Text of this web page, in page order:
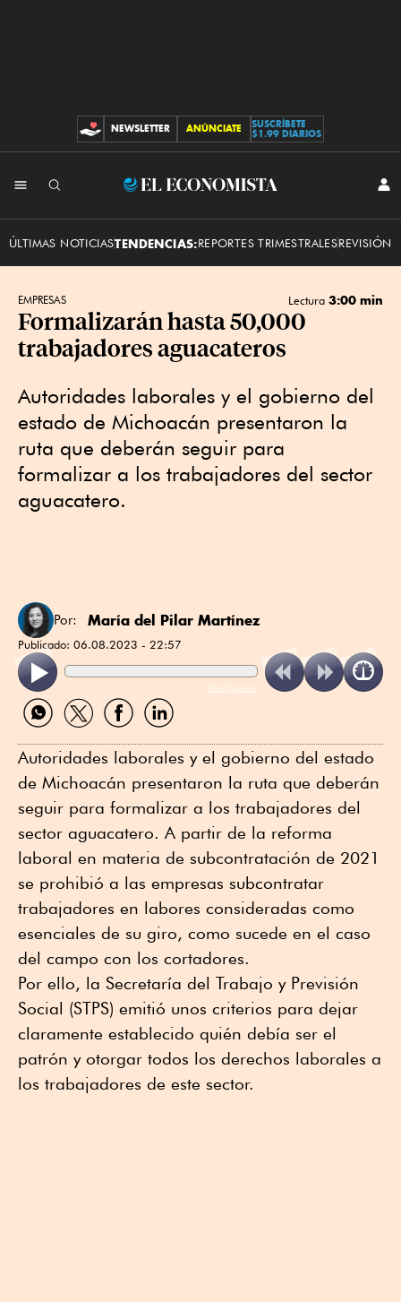
CONTRIBUCIONES
NEWSLETTER ANÚNCIATE
SUSCRÍBETE
$1.99 DIARIOS
El
ÚLTIMAS NOTICIASTENDENCIAS:REPORTES TRIMESTRALESREVISIÓN
EMPRESAS Lectura 3:00 min
Formalizarán hasta 50,000
trabajadores aguacateros
Autoridades laborales y el gobierno del
estado de Michoacán presentaron la
ruta que deberán seguir para
formalizar a los trabajadores del sector
aguacatero.
Por: María del Pilar Martínez
Publicado: 06.08.2023 - 22:57
ReadSpeaker
Compartir
por
Compartir
por
Compartir
por
Compartir
por
Autoridades laborales y el gobierno del estado
de Michoacán presentaron la ruta que deberán
seguir para formalizar a los trabajadores del
sector aguacatero. A partir de la reforma
laboral en materia de subcontratación de 2021
se prohibió a las empresas subcontratar
trabajadores en labores consideradas como
esenciales de su giro, como sucede en el caso
del campo con los cortadores.
Por ello, la Secretaría del Trabajo y Previsión
Social (STPS) emitió unos criterios para dejar
claramente establecido quién debía ser el
patrón y otorgar todos los derechos laborales a
los trabajadores de este sector.